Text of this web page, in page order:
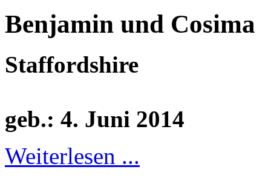
Benjamin und Cosima
Staffordshire
geb.: 4. Juni 2014
Weiterlesen ...